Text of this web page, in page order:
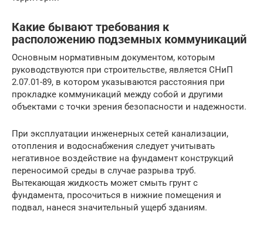
Какие бывают требования к
расположению подземных коммуникаций
Основным нормативным документом, которым
руководствуются при строительстве, является СНиП
2.07.01-89, в котором указываются расстояния при
прокладке коммуникаций между собой и другими
объектами с точки зрения безопасности и надежности.
При эксплуатации инженерных сетей канализации,
отопления и водоснабжения следует учитывать
негативное воздействие на фундамент конструкций
переносимой среды в случае разрыва труб.
Вытекающая жидкость может смыть грунт с
фундамента, просочиться в нижние помещения и
подвал, нанеся значительный ущерб зданиям.